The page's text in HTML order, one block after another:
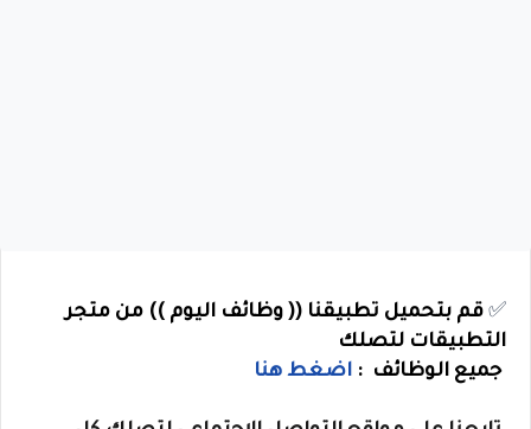
✅ قم بتحميل تطبيقنا (( وظائف اليوم )) من متجر
التطبيقات لتصلك
جميع الوظائف : اضغط هنا